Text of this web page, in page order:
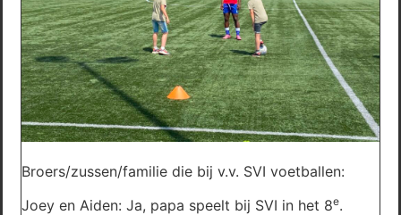
Broers/zussen/familie die bij v.v. SVI voetballen:
Joey en Aiden: Ja, papa speelt bij SVI in het 8e.